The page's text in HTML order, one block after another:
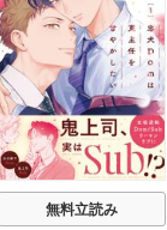
無料立読み
e
t